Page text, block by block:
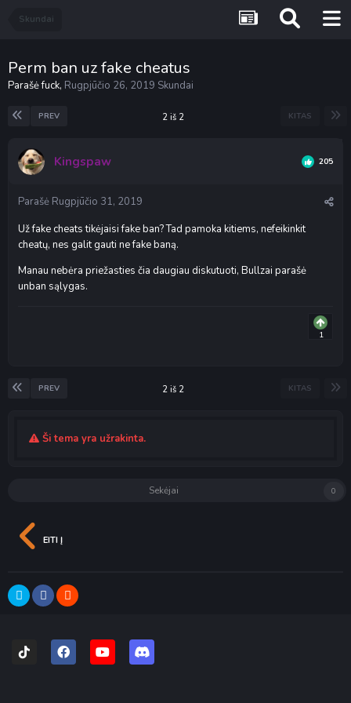
Skundai
Perm ban uz fake cheatus
Parašėfuck, Rugpjūčio 26, 2019 Skundai
PREV KITAS
2 iš 2
Kingspaw 205
Parašė Rugpjūčio 31, 2019
Už fake cheats tikėjaisi fake ban? Tad pamoka kitiems, nefeikinkit
cheatų, nes galit gauti ne fake baną.
Manau nebėra priežasties čia daugiau diskutuoti, Bullzai parašė
unban sąlygas.
1
PREV KITAS
2 iš 2
Ši tema yra užrakinta.
Sekėjai 0
EITI Į